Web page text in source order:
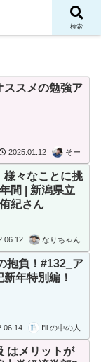
ススメの勉強ア
2025.01.12 そー
様々なことに挑
間 | 新潟県立
紀さん
なりちゃん
抱負！#132_ア
年特別編！
I'll の中の人
はメリットが
検索